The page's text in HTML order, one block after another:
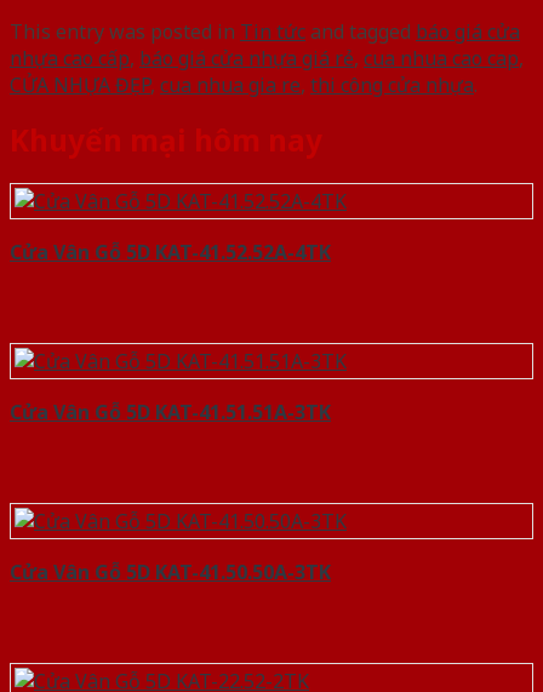
This entry was posted in Tin tứcand tagged báo giá cửa
nhựa cao cấp, báo giá cửa nhựa giá rẻ, cua nhua cao cap,
CỬA NHỰA ĐẸP, cua nhua gia re, thi công cửa nhựa.
Khuyến mại hôm nay
Cửa Vân Gỗ 5D KAT-41.52.52A-4TK
Cửa Vân Gỗ 5D KAT-41.51.51A-3TK
Cửa Vân Gỗ 5D KAT-41.50.50A-3TK